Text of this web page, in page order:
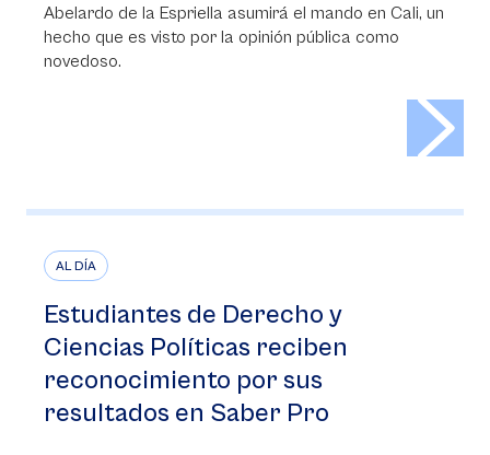
Abelardo de la Espriella asumirá el mando en Cali, un
hecho que es visto por la opinión pública como
novedoso.
AL DÍA
Estudiantes de Derecho y
Ciencias Políticas reciben
reconocimiento por sus
resultados en Saber Pro